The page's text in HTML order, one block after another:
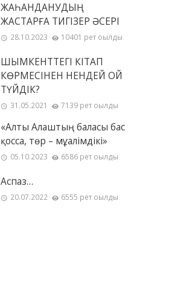
ЖАҺАНДАНУДЫҢ
ЖАСТАРҒА ТИГІЗЕР ӘСЕРІ
28.10.2023 10401 рет оқылды
ШЫМКЕНТТЕГІ КІТАП
КӨРМЕСІНЕН НЕНДЕЙ ОЙ
ТҮЙДІК?
31.05.2021 7139 рет оқылды
«Алты Алаштың баласы бас
қосса, төр – мұғалімдікі»
05.10.2023 6586 рет оқылды
Аспаз…
20.07.2022 6555 рет оқылды